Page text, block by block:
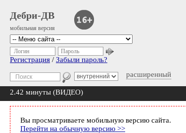
Дебри-ДВ
мобильная версия
расширенный
Логин Пароль
Регистрация / Забыли пароль?
2.42 минуты (ВИДЕО)
Вы просматриваете мобильную версию сайта.
Перейти на обычную версию >>